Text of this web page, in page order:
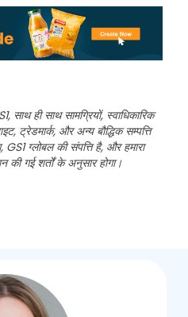
साथ ही साथ सामग्रियों, स्वाधिकारिक
ट्रेडमार्क, और अन्य बौद्धिक सम्पत्ति
GS1 ग्लोबल की संपत्ति है, और हमारा
की गई शर्तों के अनुसार होगा।